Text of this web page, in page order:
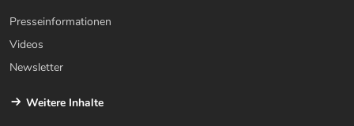
Presseinformationen
Videos
Newsletter
Weitere Inhalte